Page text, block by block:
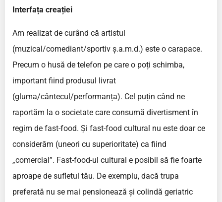
Interfața creației
Am realizat de curând că artistul
(muzical/comediant/sportiv ș.a.m.d.) este o carapace.
Precum o husă de telefon pe care o poți schimba,
important fiind produsul livrat
(gluma/cântecul/performanța). Cel puțin când ne
raportăm la o societate care consumă divertisment în
regim de fast-food. Și fast-food cultural nu este doar ce
considerăm (uneori cu superioritate) ca fiind
„comercial”. Fast-food-ul cultural e posibil să fie foarte
aproape de sufletul tău. De exemplu, dacă trupa
preferată nu se mai pensionează și colindă geriatric